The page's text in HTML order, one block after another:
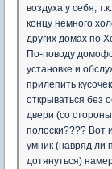
воздуха у себя,
концу немного
других домах по
По-поводу
установке и
прилепить
открываться без
двери (со
полоски???? Вот
умник (навряд ли
дотянуться)